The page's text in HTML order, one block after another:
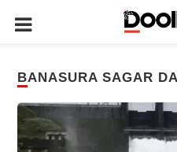
BANASURA SAGAR